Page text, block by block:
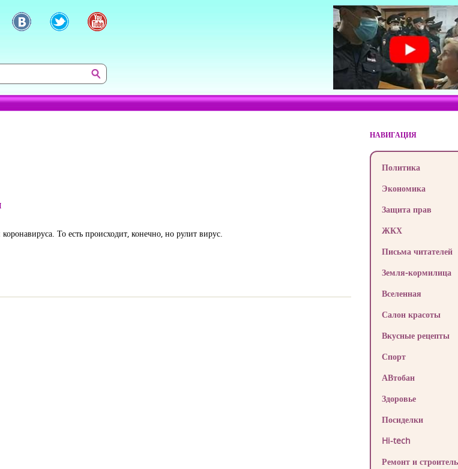
То есть происходит, конечно, но рулит вирус.
НАВИГАЦИЯ
Политика
Экономика
Защита прав
ЖКХ
Письма читателей
Земля-кормилица
Вселенная
Салон красоты
Вкусные рецепты
Спорт
АВтобан
Здоровье
Посиделки
Hi-tech
Ремонт и